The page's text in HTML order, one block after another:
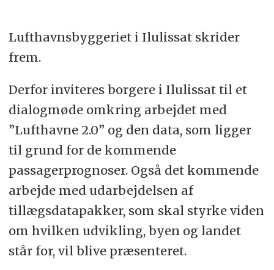
Lufthavnsbyggeriet i Ilulissat skrider
frem.
Derfor inviteres borgere i Ilulissat til et
dialogmøde omkring arbejdet med
”Lufthavne 2.0” og den data, som ligger
til grund for de kommende
passagerprognoser. Også det kommende
arbejde med udarbejdelsen af
tillægsdatapakker, som skal styrke viden
om hvilken udvikling, byen og landet
står for, vil blive præsenteret.